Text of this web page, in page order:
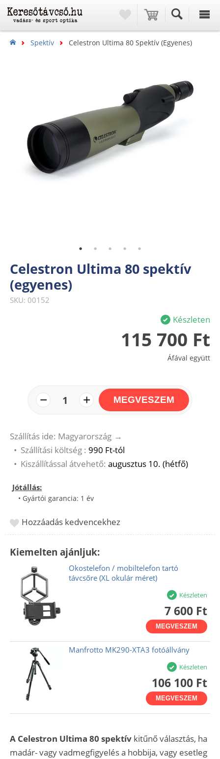
Spektív Celestron Ultima 80 Spektív (egyenes)
Celestron Ultima 80 spektív
(egyenes)
SKU: 00152
Készleten
115 700 Ft
Áfával együtt
− 1 + MEGVESZEM
Szállítás ide: Magyarország →
• Szállítási költség : 990 Ft-tól
• Kiszállítással átvehető: augusztus 10. (hétfő)
Jótállás:
• Gyártói garancia: 1 év
Hozzáadás kedvencekhez
Kiemelten ajánljuk:
Okostelefon / mobiltelefon tartó
távcsőre (XL okulár méret)
Készleten
7 600 Ft
MEGVESZEM
Manfrotto MK290-XTA3 fotóállvány
Készleten
106 100 Ft
MEGVESZEM
A Celestron Ultima 80 spektív kitűnő választás, ha
madár- vagy vadmegfigyelés a hobbija, vagy esetleg